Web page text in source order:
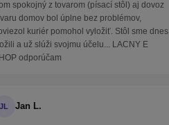
spokojný z tovarom (písací stôl) aj dovoz
domov bol úplne bez problémov,
kuriér pomohol vyložiť. Stôl sme dnes
a už slúži svojmu účelu... LACNY E
odporúčam
JL Jan L.